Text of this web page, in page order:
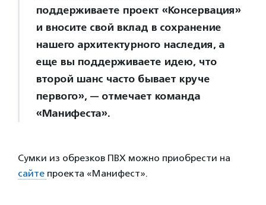
поддерживаете проект «Консервация»
и вносите свой вклад в сохранение
нашего архитектурного наследия, а
еще вы поддерживаете идею, что
второй шанс часто бывает круче
первого», — отмечает команда
«Манифеста».
Сумки из обрезков ПВХ можно приобрести на
сайте проекта «Манифест».